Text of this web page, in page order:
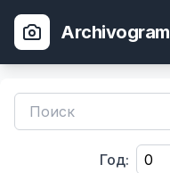
Archivogram
Год: